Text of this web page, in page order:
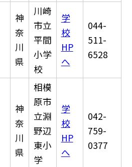
神
奈
川
県
川崎
市立
平間
小学
校
学
校
HP
へ
044-
511-
6528
神
奈
川
県
相模
原市
立淵
野辺
東小
学
学
校
HP
へ
042-
759-
0377